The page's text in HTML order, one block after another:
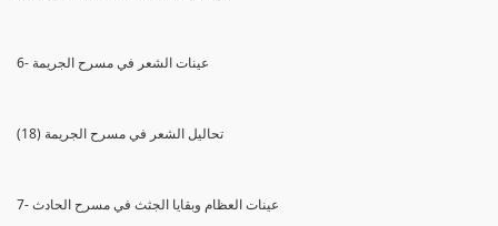
6- عينات الشعر في مسرح الجريمة
(18) تحاليل الشعر في مسرح الجريمة
7- عينات العظام وبقايا الجثث في مسرح الحادث